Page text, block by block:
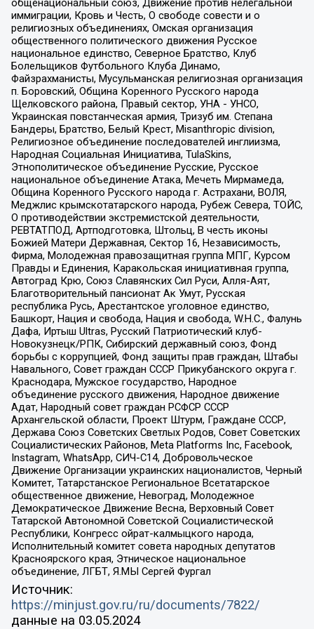
общенациональный союз, Движение против нелегальной
иммиграции, Кровь и Честь, О свободе совести и о
религиозных объединениях, Омская организация
общественного политического движения Русское
национальное единство, Северное Братство, Клуб
Болельщиков Футбольного Клуба Динамо,
Файзрахманисты, Мусульманская религиозная организация
п. Боровский, Община Коренного Русского народа
Щелковского района, Правый сектор, УНА - УНСО,
Украинская повстанческая армия, Тризуб им. Степана
Бандеры, Братство, Белый Крест, Misanthropic division,
Религиозное объединение последователей инглиизма,
Народная Социальная Инициатива, TulaSkins,
Этнополитическое объединение Русские, Русское
национальное объединение Атака, Мечеть Мирмамеда,
Община Коренного Русского народа г. Астрахани, ВОЛЯ,
Меджлис крымскотатарского народа, Рубеж Севера, ТОЙС,
О противодействии экстремистской деятельности,
РЕВТАТПОД, Артподготовка, Штольц, В честь иконы
Божией Матери Державная, Сектор 16, Независимость,
Фирма, Молодежная правозащитная группа МПГ, Курсом
Правды и Единения, Каракольская инициативная группа,
Автоград Крю, Союз Славянских Сил Руси, Алля-Аят,
Благотворительный пансионат Ак Умут, Русская
республика Русь, Арестантское уголовное единство,
Башкорт, Нация и свобода, Нация и свобода, W.H.С., Фалунь
Дафа, Иртыш Ultras, Русский Патриотический клуб-
Новокузнецк/РПК, Сибирский державный союз, Фонд
борьбы с коррупцией, Фонд защиты прав граждан, Штабы
Навального, Совет граждан СССР Прикубанского округа г.
Краснодара, Мужское государство, Народное
объединение русского движения, Народное движение
Адат, Народный совет граждан РСФСР СССР
Архангельской области, Проект Штурм, Граждане СССР,
Держава Союз Советских Светлых Родов, Совет Советских
Социалистических Районов, Meta Platforms Inc, Facebook,
Instagram, WhatsApp, СИЧ-С14, Добровольческое
Движение Организации украинских националистов, Черный
Комитет, Татарстанское Региональное Всетатарское
общественное движение, Невоград, Молодежное
Демократическое Движение Весна, Верховный Совет
Татарской Автономной Советской Социалистической
Республики, Конгресс ойрат-калмыцкого народа,
Исполнительный комитет совета народных депутатов
Красноярского края, Этническое национальное
объединение, ЛГБТ, Я.МЫ Сергей Фургал
Источник:
https://minjust.gov.ru/ru/documents/7822/
данные на 03.05.2024